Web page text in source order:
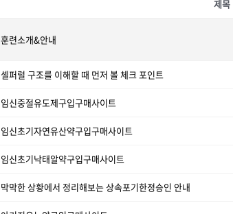
제목
훈련소개&안내
셀퍼럴 구조를 이해할 때 먼저 볼 체크 포인트
임신중절유도제구입구매사이트
임신초기자연유산약구입구매사이트
임신초기낙태알약구입구매사이트
막막한 상황에서 정리해보는 상속포기한정승인 안내